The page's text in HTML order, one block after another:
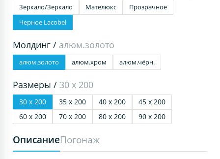
Зеркало/Зеркало
Мателюкс
Прозрачное
Черное Lacobel
Молдинг / алюм.золото
алюм.золото алюм.хром алюм.чёрн.
Размеры / 30 х 200
30 х 200 35 х 200 40 х 200
45 х 200
60 х 200
70 х 200 80 х 200 90 х 200
ОписаниеПогонаж